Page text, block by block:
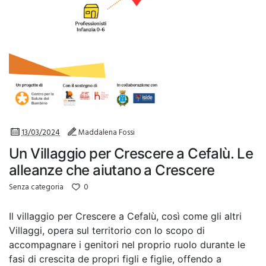
13/03/2024 Maddalena Fossi
Un Villaggio per Crescere a Cefalù. Le
alleanze che aiutano a Crescere
Senza categoria 0
Il villaggio per Crescere a Cefalù, così come gli altri
Villaggi, opera sul territorio con lo scopo di
accompagnare i genitori nel proprio ruolo durante le
fasi di crescita de propri figli e figlie, offendo a